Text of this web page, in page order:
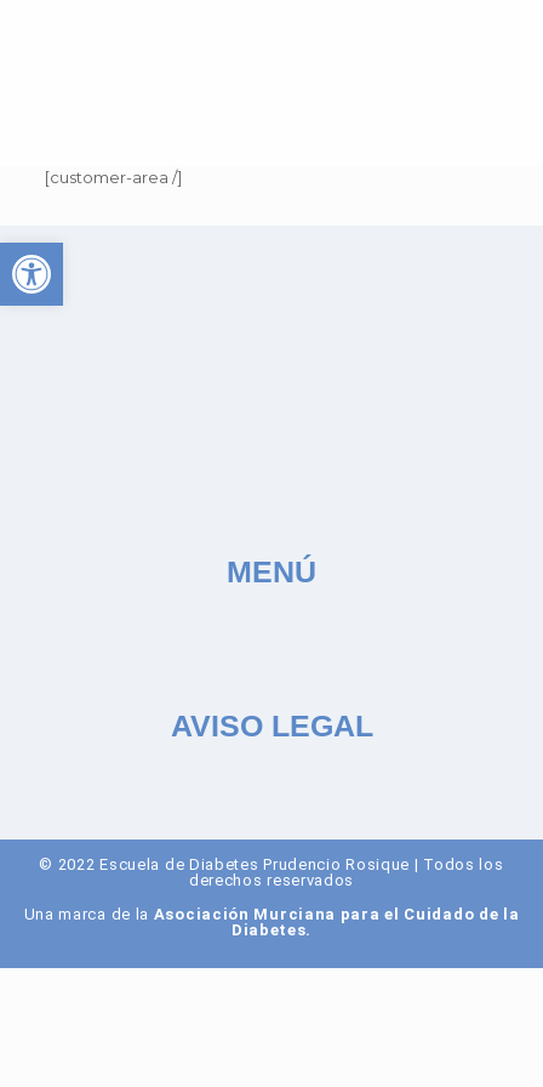
[customer-area /]
MENÚ
AVISO LEGAL
© 2022 Escuela de Diabetes Prudencio Rosique | Todos los
derechos reservados
Una marca de la Asociación Murciana para el Cuidado de la
Diabetes.
Abrir barra de